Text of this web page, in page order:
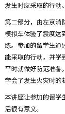
发生时应采取的行动
第二部分，由左京消
模拟车体验了震度达
练。参加的留学生通
能采取的行动，并学
平时就做好防范准备
学会了发生火灾时的
本讲座让参加的留学
活很有意义。